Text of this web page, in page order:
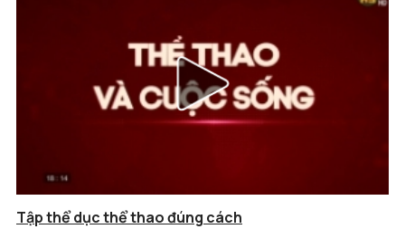
Tập thể dục thể thao đúng cách